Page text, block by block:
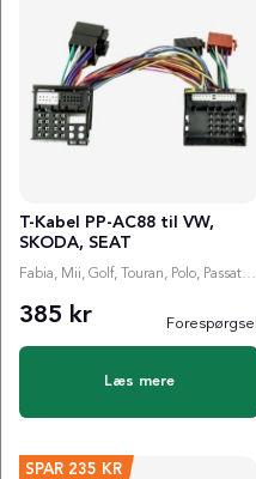
T-Kabel PP-AC88 til VW,
SKODA, SEAT
Fabia, Mii, Golf, Touran, Polo, Passat, Touareg m.fl
385 kr Forespørgsel
Læs mere
SPAR 235 KR